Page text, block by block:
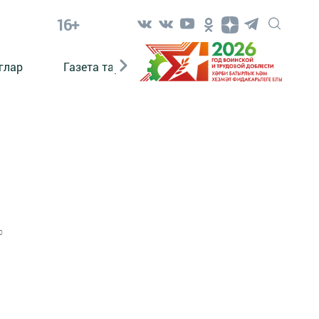
16+
Газета тарихы Әкият Әкият